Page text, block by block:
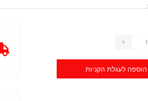
+
הוספה לעגלת הקניות